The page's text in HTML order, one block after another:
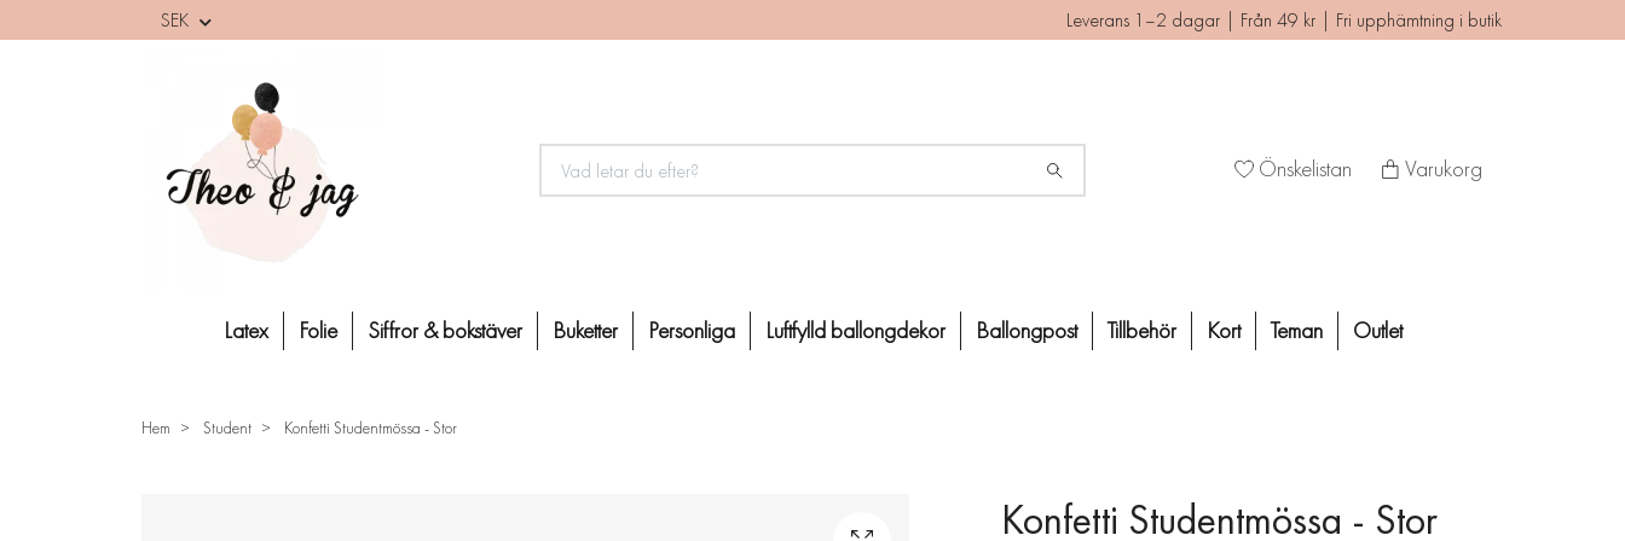
SEK Leverans 1–2 dagar | Från 49 kr | Fri upphämtning i butik
Önskelistan Varukorg
Latex Folie Siffror & bokstäver Buketter Personliga Luftfylld ballongdekor Ballongpost Tillbehör Kort Teman Outlet
Hem Student Konfetti Studentmössa - Stor
Konfetti Studentmössa - Stor